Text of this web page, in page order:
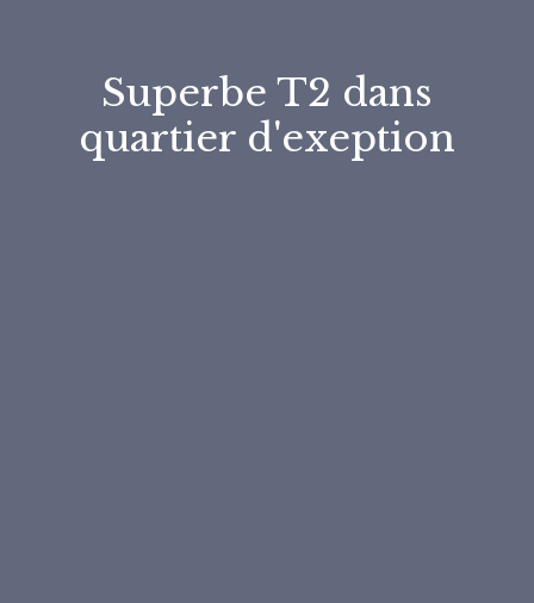
Superbe T2 dans
quartier d'exeption